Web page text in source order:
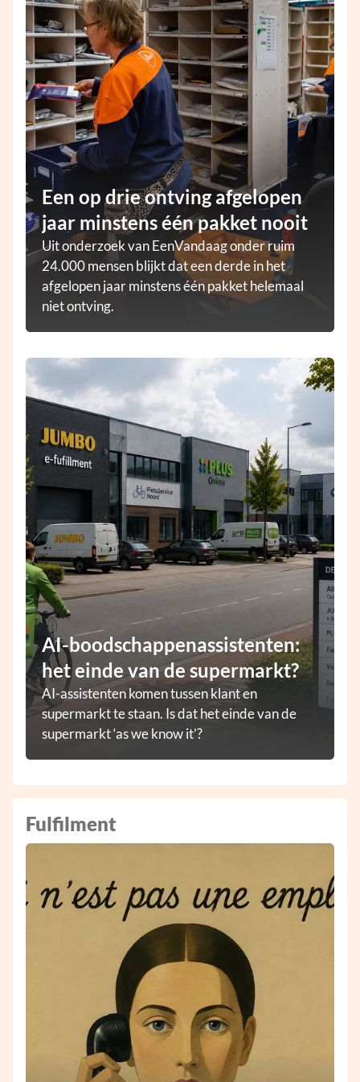
AI-boodschappenassistenten:
het einde van de supermarkt?
AI-assistenten komen tussen klant en
supermarkt te staan. Is dat het einde van de
supermarkt ‘as we know it’?
Een op drie ontving afgelopen
jaar minstens één pakket nooit
Uit onderzoek van EenVandaag onder ruim
24.000 mensen blijkt dat een derde in het
afgelopen jaar minstens één pakket helemaal
niet ontving.
Fulfilment